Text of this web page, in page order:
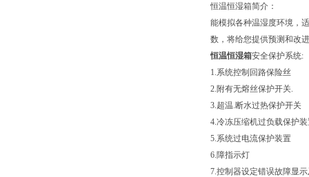
恒温恒湿箱简介：
能模拟各种温湿度环境，
数，将给您提供预测和改
恒温恒湿箱安全保护系统:
1.系统控制回路保险丝
2.附有无熔丝保护开关.
3.超温.断水过热保护开关
4.冷冻压缩机过负载保护装
5.系统过电流保护装置
6.障指示灯
7.控制器设定错误故障显